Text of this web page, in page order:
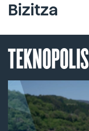
Bizitza
TEKNOPOLIS